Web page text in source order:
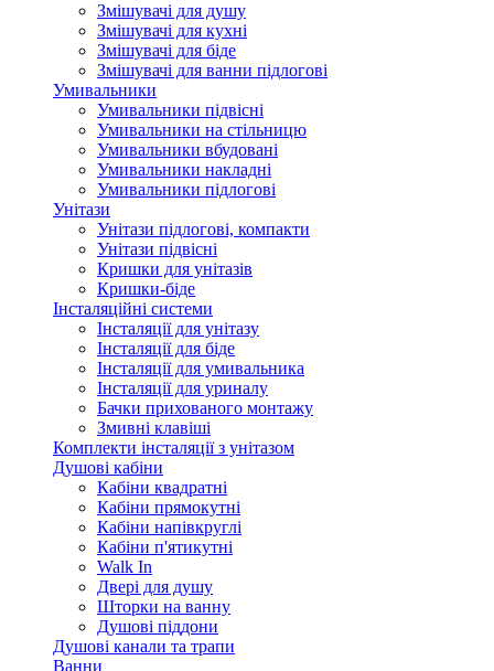
Змішувачі для душу
Змішувачі для кухні
Змішувачі для біде
Змішувачі для ванни підлогові
Умивальники
Умивальники підвісні
Умивальники на стільницю
Умивальники вбудовані
Умивальники накладні
Умивальники підлогові
Унітази
Унітази підлогові, компакти
Унітази підвісні
Кришки для унітазів
Кришки-біде
Інсталяційні системи
Інсталяції для унітазу
Інсталяції для біде
Інсталяції для умивальника
Інсталяції для уриналу
Бачки прихованого монтажу
Змивні клавіші
Комплекти інсталяції з унітазом
Душові кабіни
Кабіни квадратні
Кабіни прямокутні
Кабіни напівкруглі
Кабіни п'ятикутні
Walk In
Двері для душу
Шторки на ванну
Душові піддони
Душові канали та трапи
Ванни